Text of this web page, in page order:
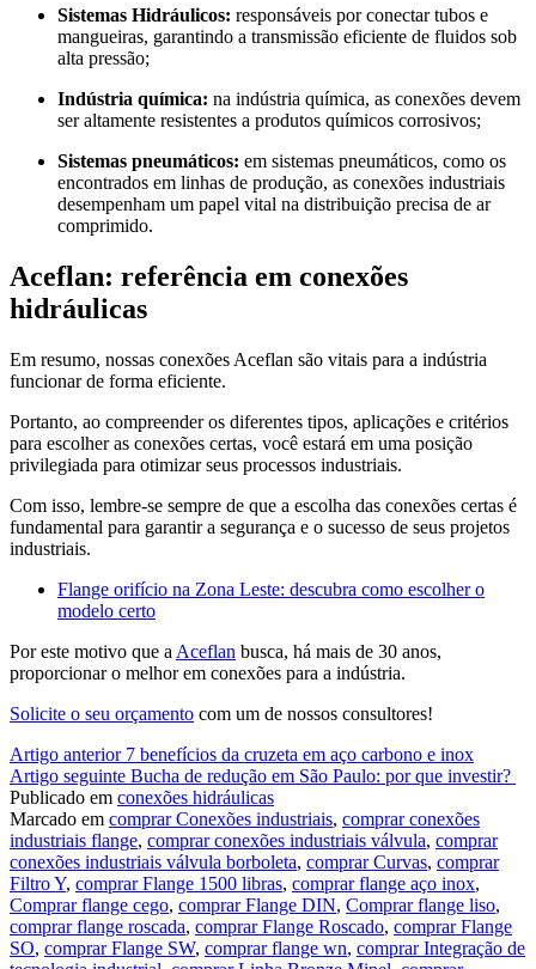
Sistemas Hidráulicos: responsáveis por conectar tubos e
mangueiras, garantindo a transmissão eficiente de fluidos sob
alta pressão;
Indústria química: na indústria química, as conexões devem
ser altamente resistentes a produtos químicos corrosivos;
Sistemas pneumáticos: em sistemas pneumáticos, como os
encontrados em linhas de produção, as conexões industriais
desempenham um papel vital na distribuição precisa de ar
comprimido.
Aceflan: referência em conexões
hidráulicas
Em resumo, nossas conexões Aceflan são vitais para a indústria
funcionar de forma eficiente.
Portanto, ao compreender os diferentes tipos, aplicações e critérios
para escolher as conexões certas, você estará em uma posição
privilegiada para otimizar seus processos industriais.
Com isso, lembre-se sempre de que a escolha das conexões certas é
fundamental para garantir a segurança e o sucesso de seus projetos
industriais.
Flange orifício na Zona Leste: descubra como escolher o
modelo certo
Por este motivo que a Aceflan busca, há mais de 30 anos,
proporcionar o melhor em conexões para a indústria.
Solicite o seu orçamento com um de nossos consultores!
Continue
lendo
Artigo anterior7 benefícios da cruzeta em aço carbono e inox
Artigo seguinte Bucha de redução em São Paulo: por que investir?
Publicado em conexões hidráulicas
Marcado em comprar Conexões industriais, comprar conexões
industriais flange, comprar conexões industriais válvula, comprar
conexões industriais válvula borboleta, comprar Curvas, comprar
Filtro Y, comprar Flange 1500 libras, comprar flange aço inox,
Comprar flange cego, comprar Flange DIN, Comprar flange liso,
comprar flange roscada, comprar Flange Roscado, comprar Flange
SO, comprar Flange SW, comprar flange wn, comprar Integração de